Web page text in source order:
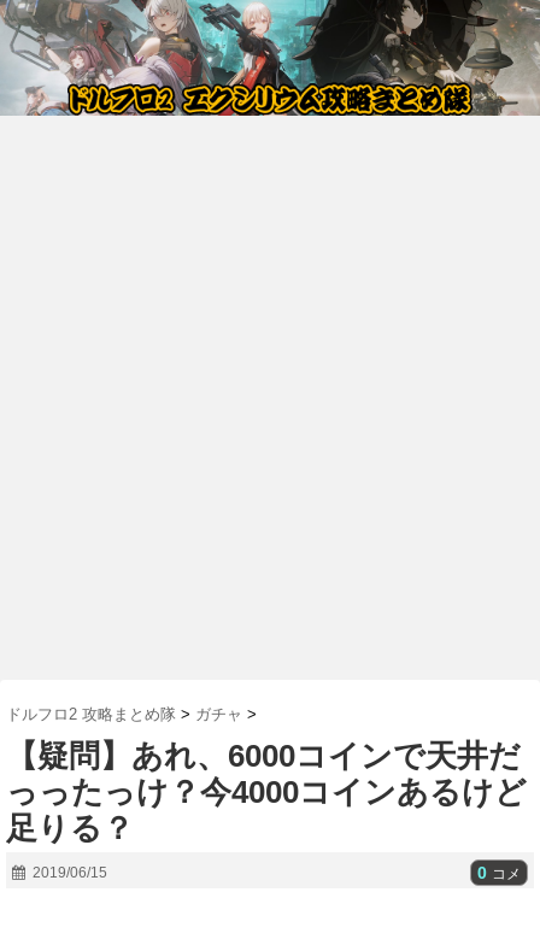
ドルフロ2 攻略まとめ隊 > ガチャ >
【疑問】あれ、6000コインで天井だ
っったっけ？今4000コインあるけど
足りる？
2019/06/15 0 コメ